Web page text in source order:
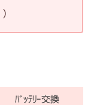
)
ﾊﾞｯﾃﾘｰ交換